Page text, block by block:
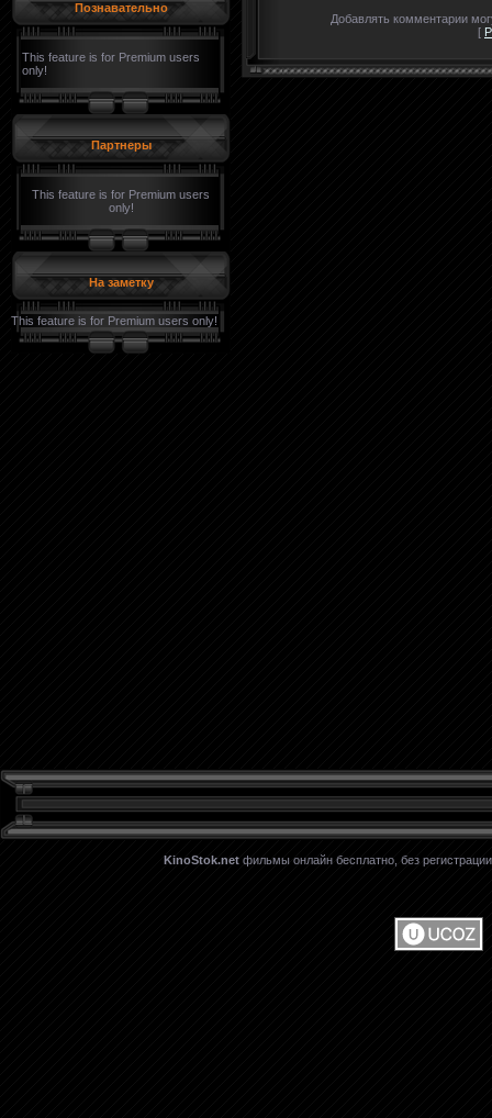
Познавательно
This feature is for Premium users
only!
Партнеры
This feature is for Premium users
only!
На заметку
This feature is for Premium users only!
Добавлять комментарии
[
KinoStok.net фильмы онлайн бесплатно, без